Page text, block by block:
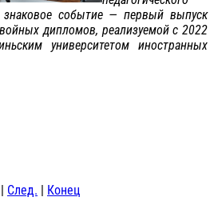
знаковое событие — первый выпуск
дипломов, реализуемой с 2022
университетом иностранных
| След. | Конец